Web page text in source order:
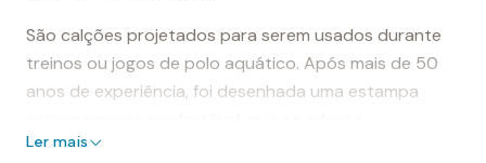
São calções projetados para serem usados durante
treinos ou jogos de polo aquático. Após mais de 50
anos de experiência, foi desenhada uma estampa
perfeitamente ao corpo, proporcionando conforto e
Ler mais